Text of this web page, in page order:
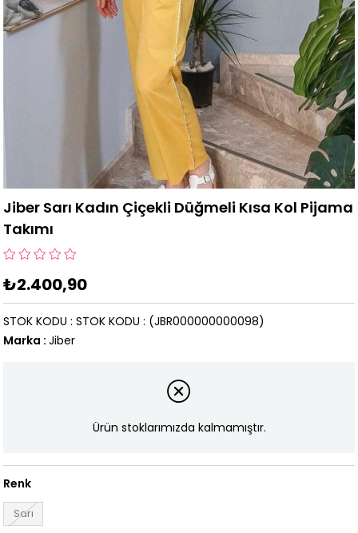
Jiber Sarı Kadın Çiçekli Düğmeli Kısa Kol Pijama
Takımı
₺2.400,90
(JBR000000000098)
STOK KODU
STOK KODU
Marka : Jiber
Ürün stoklarımızda kalmamıştır.
Renk
Sarı